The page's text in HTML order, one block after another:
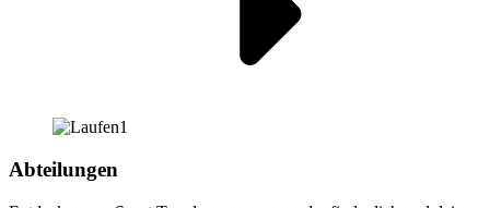
Abteilungen